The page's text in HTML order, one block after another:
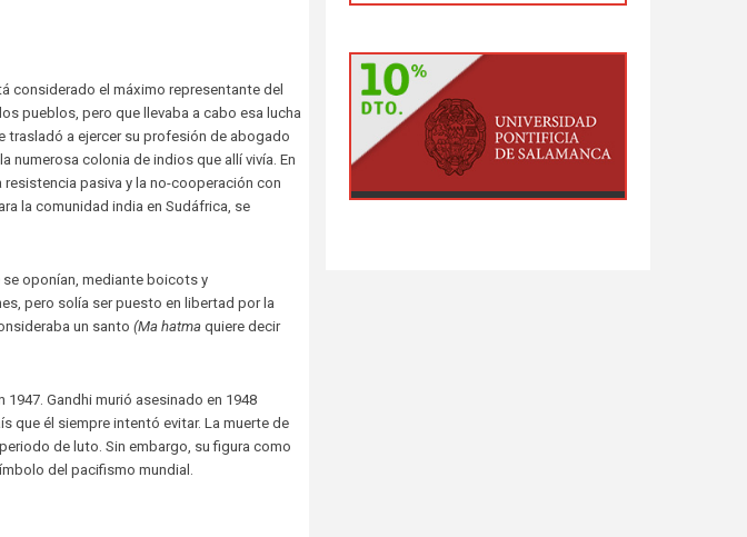
considerado el máximo representante del
pueblos, pero que llevaba a cabo esa lucha
trasladó a ejercer su profesión de abogado
colonia de indios que allí vivía. En
pasiva y la no-cooperación con
la comunidad india en Sudáfrica, se
se oponían, mediante boicots y
pero solía ser puesto en libertad por la
un santo (Ma hatma quiere decir
Gandhi murió asesinado en 1948
que él siempre intentó evitar. La muerte de
de luto. Sin embargo, su figura como
del pacifismo mundial.